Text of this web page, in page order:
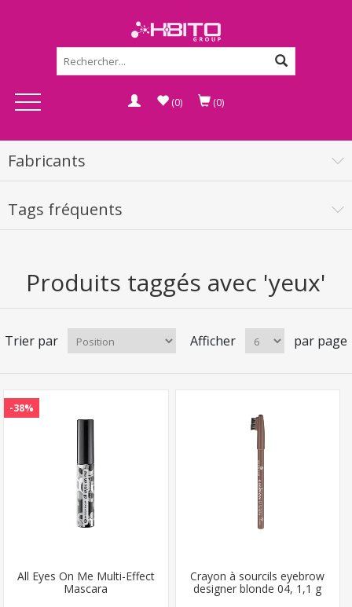
(0) (0)
Fabricants
Tags fréquents
Produits taggés avec 'yeux'
Trier par Afficher par page
-38%
All Eyes On Me Multi-Effect
Mascara
Crayon à sourcils eyebrow
designer blonde 04, 1,1 g